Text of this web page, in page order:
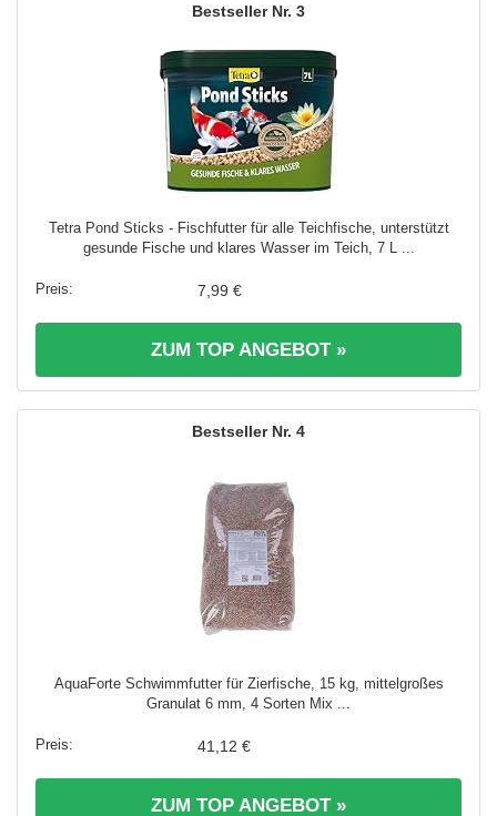
3
Tetra Pond Sticks - Fischfutter für alle Teichfische, unterstützt
gesunde Fische und klares Wasser im Teich, 7 L ...
7,99 €
ZUM TOP ANGEBOT »
4
AquaForte Schwimmfutter für Zierfische, 15 kg, mittelgroßes
Granulat 6 mm, 4 Sorten Mix ...
41,12 €
ZUM TOP ANGEBOT »